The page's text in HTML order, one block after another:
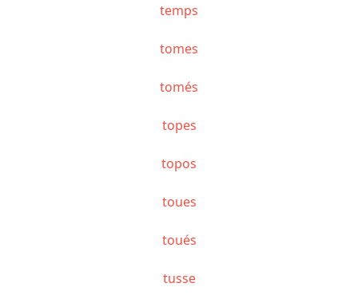
temps
tomes
tomés
topes
topos
toues
toués
tusse